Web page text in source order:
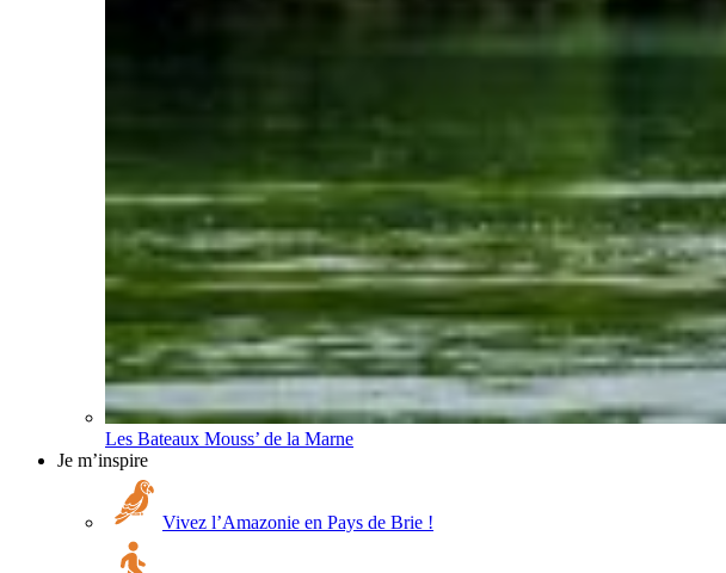
Les Bateaux Mouss’ de la Marne
Je m’inspire
Vivez l’Amazonie en Pays de Brie !